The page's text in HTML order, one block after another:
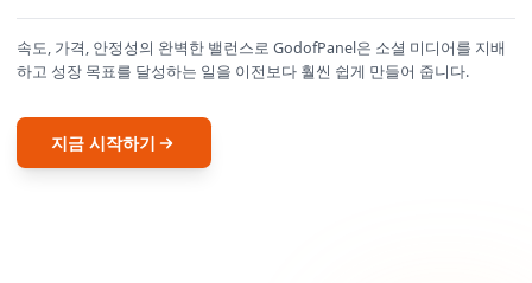
속도, 가격, 안정성의 완벽한 밸런스로 GodofPanel은 소셜 미디어를 지배
하고 성장 목표를 달성하는 일을 이전보다 훨씬 쉽게 만들어 줍니다.
지금 시작하기